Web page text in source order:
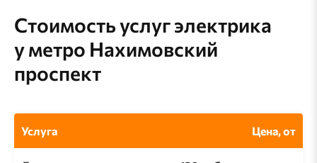
Стоимость услуг электрика
у метро Нахимовский
проспект
Услуга Цена, от